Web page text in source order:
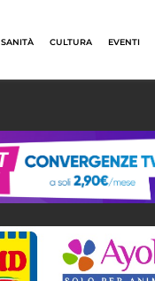
SANITÀ CULTURA EVENTI